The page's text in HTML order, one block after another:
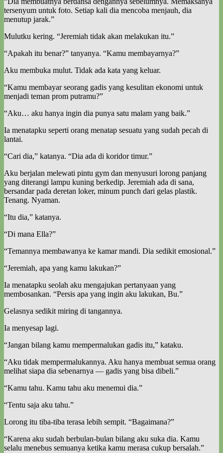
tersenyum untuk foto. Setiap kali dia mencoba menjauh, dia
menutup jarak.”
Mulutku kering. “Jeremiah tidak akan melakukan itu.”
“Apakah itu benar?” tanyanya. “Kamu membayarnya?”
Aku membuka mulut. Tidak ada kata yang keluar.
“Kamu membayar seorang gadis yang kesulitan ekonomi untuk
menjadi teman prom putramu?”
“Aku… aku hanya ingin dia punya satu malam yang baik.”
Ia menatapku seperti orang menatap sesuatu yang sudah pecah di
lantai.
“Cari dia,” katanya. “Dia ada di koridor timur.”
Aku berjalan melewati pintu gym dan menyusuri lorong panjang
yang diterangi lampu kuning berkedip. Jeremiah ada di sana,
bersandar pada deretan loker, minum punch dari gelas plastik.
Tenang. Nyaman.
“Itu dia,” katanya.
“Di mana Ella?”
“Temannya membawanya ke kamar mandi. Dia sedikit emosional.”
“Jeremiah, apa yang kamu lakukan?”
Ia menatapku seolah aku mengajukan pertanyaan yang
membosankan. “Persis apa yang ingin aku lakukan, Bu.”
Gelasnya sedikit miring di tangannya.
Ia menyesap lagi.
“Jangan bilang kamu mempermalukan gadis itu,” kataku.
“Aku tidak mempermalukannya. Aku hanya membuat semua orang
melihat siapa dia sebenarnya — gadis yang bisa dibeli.”
“Kamu tahu. Kamu tahu aku menemui dia.”
“Tentu saja aku tahu.”
Lorong itu tiba-tiba terasa lebih sempit. “Bagaimana?”
“Karena aku sudah berbulan-bulan bilang aku suka dia. Kamu
selalu menebus semuanya ketika kamu merasa cukup bersalah.”